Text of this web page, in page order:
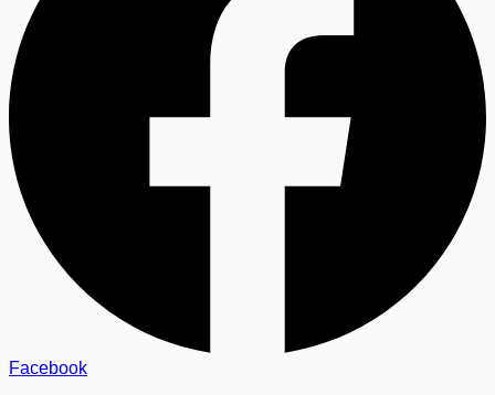
Facebook